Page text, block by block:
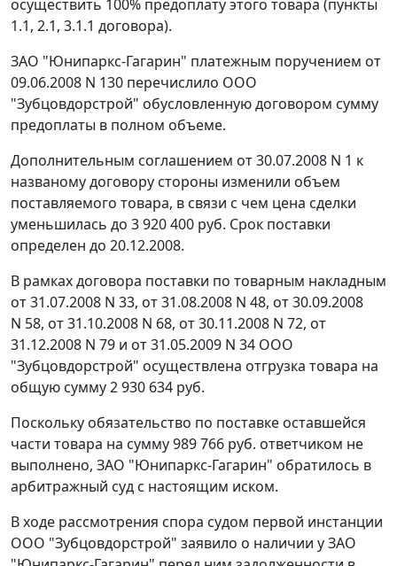
осуществить 100% предоплату этого товара (пункты
1.1, 2.1, 3.1.1 договора).
ЗАО "Юнипаркс-Гагарин" платежным поручением от
09.06.2008 N 130 перечислило ООО
"Зубцовдорстрой" обусловленную договором сумму
предоплаты в полном объеме.
Дополнительным соглашением от 30.07.2008 N 1 к
названому договору стороны изменили объем
поставляемого товара, в связи с чем цена сделки
уменьшилась до 3 920 400 руб. Срок поставки
определен до 20.12.2008.
В рамках договора поставки по товарным накладным
от 31.07.2008 N 33, от 31.08.2008 N 48, от 30.09.2008
N 58, от 31.10.2008 N 68, от 30.11.2008 N 72, от
31.12.2008 N 79 и от 31.05.2009 N 34 ООО
"Зубцовдорстрой" осуществлена отгрузка товара на
общую сумму 2 930 634 руб.
Поскольку обязательство по поставке оставшейся
части товара на сумму 989 766 руб. ответчиком не
выполнено, ЗАО "Юнипаркс-Гагарин" обратилось в
арбитражный суд с настоящим иском.
В ходе рассмотрения спора судом первой инстанции
ООО "Зубцовдорстрой" заявило о наличии у ЗАО